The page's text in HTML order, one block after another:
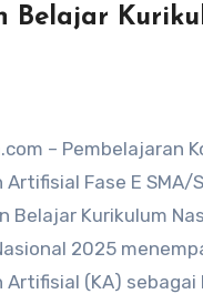
Belajar
– Pembelajaran
Artifisial Fase E SMA/
Belajar Kurikulum
2025
Artifisial (KA)